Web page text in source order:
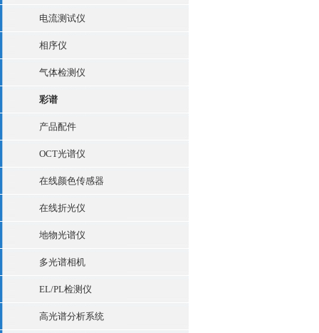
电流测试仪
相序仪
气体检测仪
彩谱
产品配件
OCT光谱仪
在线颜色传感器
在线折光仪
地物光谱仪
多光谱相机
EL/PL检测仪
高光谱分析系统